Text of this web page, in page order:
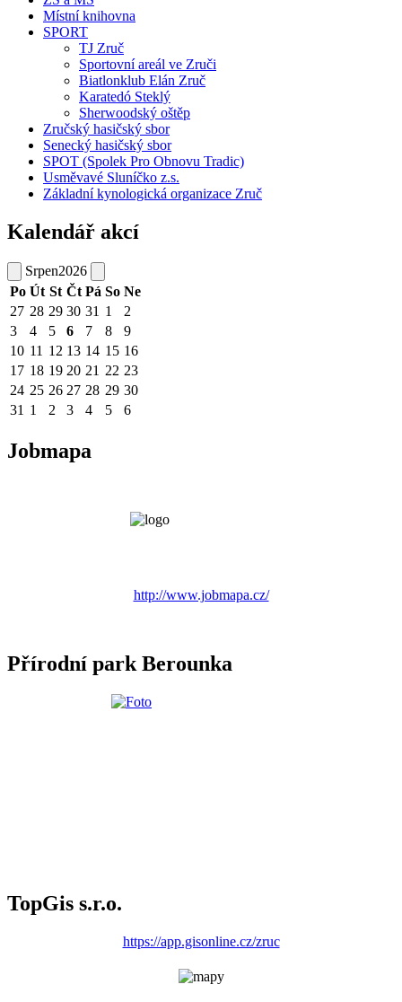
Místní knihovna
SPORT
TJ Zruč
Sportovní areál ve Zruči
Biatlonklub Elán Zruč
Karatedó Steklý
Sherwoodský oštěp
Zručský hasičský sbor
Senecký hasičský sbor
SPOT (Spolek Pro Obnovu Tradic)
Usměvavé Sluníčko z.s.
Základní kynologická organizace Zruč
Kalendář akcí
Srpen2026
Po Út St Čt Pá So Ne
27 28 29 30 31 1
2
3
4 5 6 7 8
9
10 11 12 13 14 15 16
17 18 19 20 21 22 23
24 25 26 27 28 29 30
31 1 2 3 4 5 6
Jobmapa
http://www.jobmapa.cz/
Přírodní park Berounka
TopGis s.r.o.
https://app.gisonline.cz/zruc